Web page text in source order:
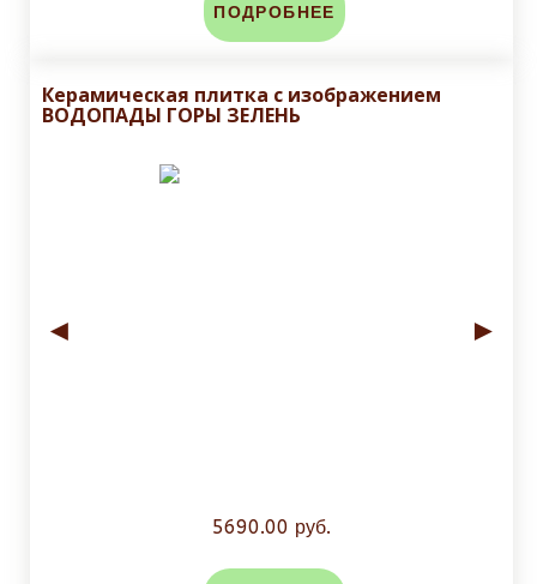
ПОДРОБНЕЕ
Керамическая плитка с изображением
ВОДОПАДЫ ГОРЫ ЗЕЛЕНЬ
◄ ►
5690.00 руб.